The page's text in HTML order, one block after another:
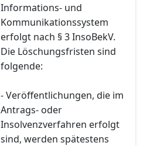
Informations- und
Kommunikationssystem
erfolgt nach § 3 InsoBekV.
Die Löschungsfristen sind
folgende:
- Veröffentlichungen, die im
Antrags- oder
Insolvenzverfahren erfolgt
sind, werden spätestens